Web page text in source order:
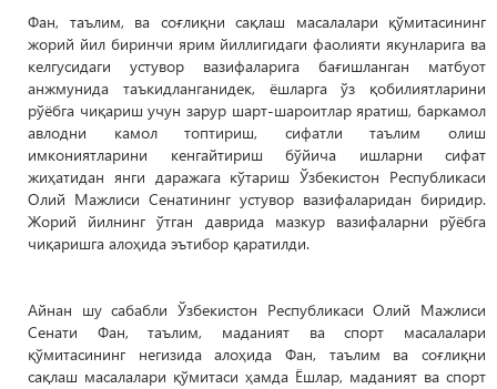
Фан, таълим, ва соғлиқни сақлаш масалалари қўмитасининг
жорий йил биринчи ярим йиллигидаги фаолияти якунларига ва
келгусидаги устувор вазифаларига бағишланган матбуот
анжмунида таъкидланганидек, ёшларга ўз қобилиятларини
рўёбга чиқариш учун зарур шарт-шароитлар яратиш, баркамол
авлодни камол топтириш, сифатли таълим олиш
имкониятларини кенгайтириш бўйича ишларни сифат
жиҳатидан янги даражага кўтариш Ўзбекистон Республикаси
Олий Мажлиси Сенатининг устувор вазифаларидан биридир.
Жорий йилнинг ўтган даврида мазкур вазифаларни рўёбга
чиқаришга алоҳида эътибор қаратилди.
Айнан шу сабабли Ўзбекистон Республикаси Олий Мажлиси
Сенати Фан, таълим, маданият ва спорт масалалари
қўмитасининг негизида алоҳида Фан, таълим ва соғлиқни
сақлаш масалалари қўмитаси ҳамда Ёшлар, маданият ва спорт